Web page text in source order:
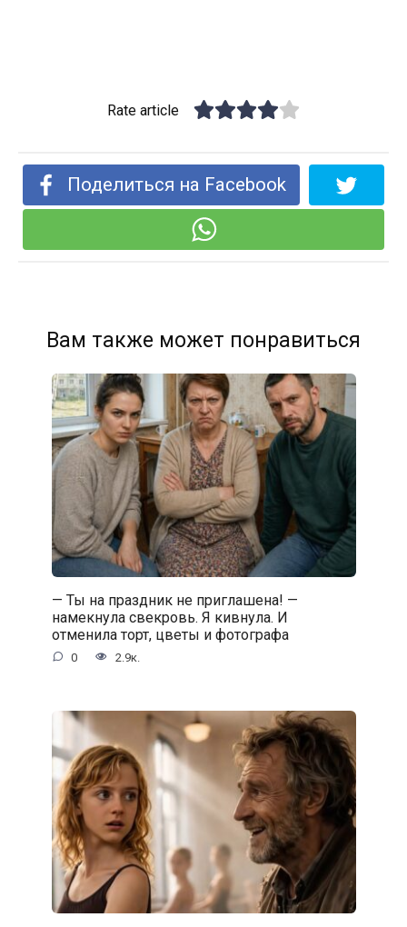
Rate article
Поделиться на Facebook
Вам также может понравиться
— Ты на праздник не приглашена! —
намекнула свекровь. Я кивнула. И
отменила торт, цветы и фотографа
0 2.9к.